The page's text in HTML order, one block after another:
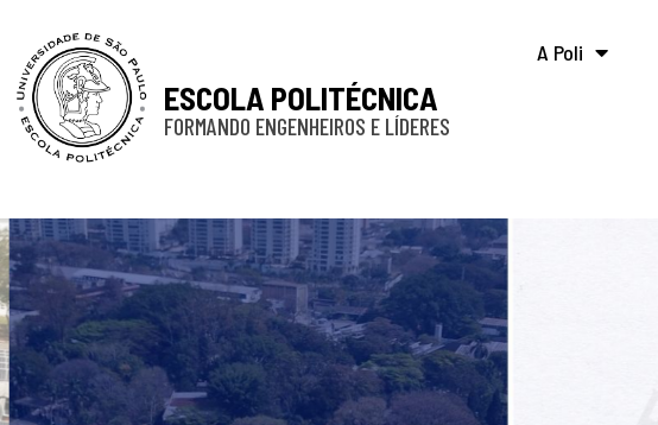
ESCOLA POLITÉCNICA
FORMANDO ENGENHEIROS E LÍDERES
A Poli